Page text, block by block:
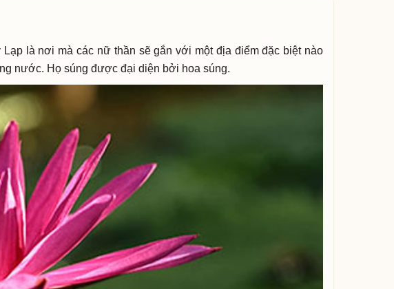
là nơi mà các nữ thần sẽ gắn với một địa điểm đặc biệt nào
nước. Họ súng được đại diện bởi hoa súng.